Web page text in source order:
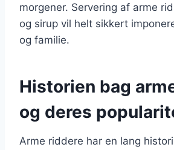
morgener. Servering af arme
og sirup vil helt sikkert
og familie.
Historien bag
og deres
Arme riddere har en lang